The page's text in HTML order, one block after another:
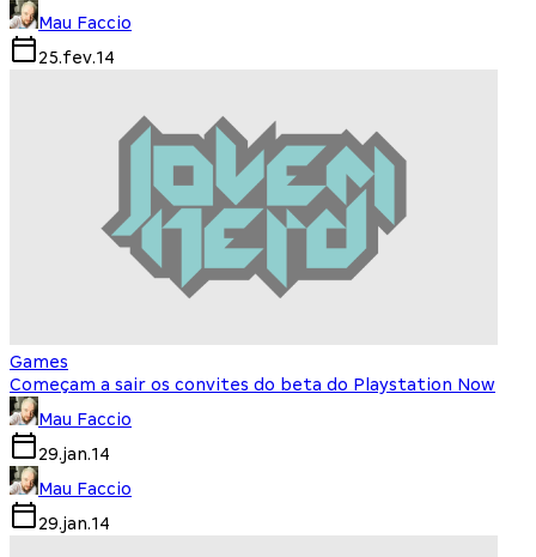
Mau Faccio
25.fev.14
Games
Começam a sair os convites do beta do Playstation Now
Mau Faccio
29.jan.14
Mau Faccio
29.jan.14